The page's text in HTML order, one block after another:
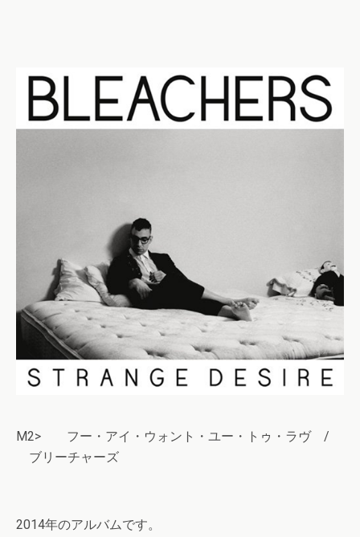
M2> フー・アイ・ウォント・ユー・トゥ・ラヴ /
ブリーチャーズ
2014年のアルバムです。